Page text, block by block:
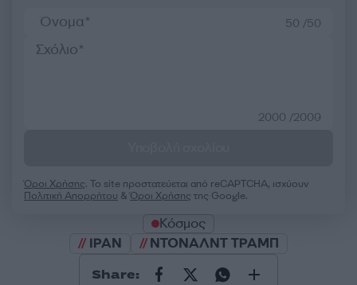
50 /50
2000 /2000
Όροι Χρήσης. Το site προστατεύεται από reCAPTCHA, ισχύουν
Πολιτική Απορρήτου &Όροι Χρήσης της Google.
Κόσμος
ΙΡΑΝ
ΝΤΟΝΑΛΝΤ ΤΡΑΜΠ
Share: